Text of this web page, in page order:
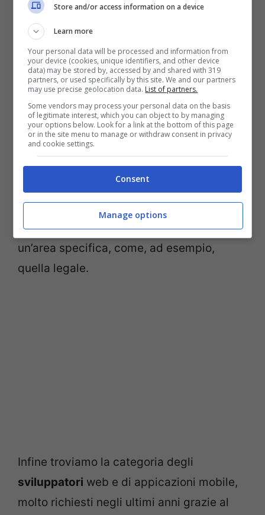
l’azienda.
Passando invece a figure intermedie ,
come quadri e impiegati, si nota come
caratteristica comune unaforte
specializzazione. Per questo ai primi posti
troviamoprogettisti meccanici ed
elettronici, buyer specializzati nel settore
oil & gas,segretarie altamente
office, che conoscano molte lingue e
abbiano una profonda conoscenza di
un’area specifica, come, ad esempio,
quella legale.
Infine troviamo la categoria degli
sviluppatori web e di appicazioni mobile,
molto richiesti negli ultimi anni grazie al
Store and/or access information on a device
Learn more
Your personal data will be processed and information from
your device (cookies, unique identifiers, and other device
data) may be stored by, accessed by and shared with 319
partners, or used specifically by this site. We and our partners
may use precise geolocation data. List of partners.
Some vendors may process your personal data on the basis
of legitimate interest, which you can object to by managing
your options below. Look for a link at the bottom of this page
or in the site menu to manage or withdraw consent in privacy
and cookie settings.
Consent
Manage options